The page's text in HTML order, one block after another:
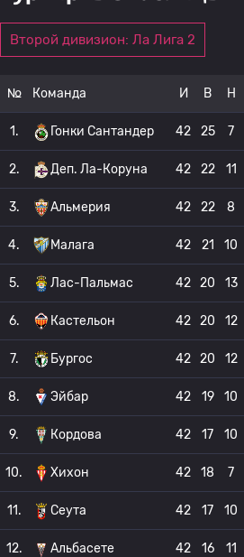
Второй дивизион: Ла Лига 2
№ Команда И В Н
1. Гонки Сантандер 42 25 7
2. Деп. Ла-Коруна 42 22 11
3. Альмерия 42 22 8
4. Малага 42 21 10
5. Лас-Пальмас 42 20 13
6. Кастельон 42 20 12
7. Бургос 42 20 12
8. Эйбар 42 19 10
9. Кордова 42 17 10
10. Хихон 42 18 7
11. Сеута 42 17 10
12. Альбасете 42 16 11